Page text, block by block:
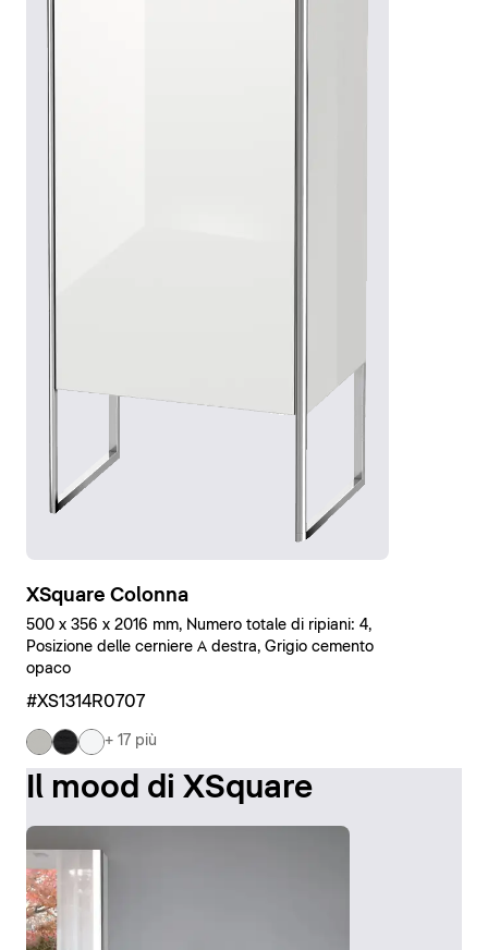
XSquare Colonna
500 x 356 x 2016 mm, Numero totale di ripiani: 4,
Posizione delle cerniere A destra, Grigio cemento
opaco
#XS1314R0707
+ 17 più
Il mood di XSquare